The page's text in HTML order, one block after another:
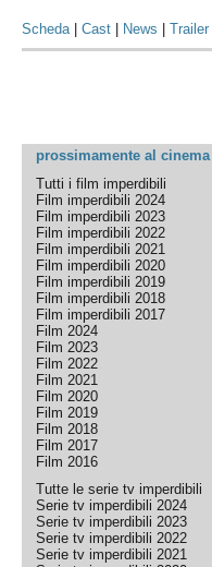
Scheda|Cast News |Trailer
prossimamente al cinema
Tutti i film imperdibili
Film imperdibili 2024
Film imperdibili 2023
Film imperdibili 2022
Film imperdibili 2021
Film imperdibili 2020
Film imperdibili 2019
Film imperdibili 2018
Film imperdibili 2017
Film 2024
Film 2023
Film 2022
Film 2021
Film 2020
Film 2019
Film 2018
Film 2017
Film 2016
Tutte le serie tv imperdibili
Serie tv imperdibili 2024
Serie tv imperdibili 2023
Serie tv imperdibili 2022
Serie tv imperdibili 2021